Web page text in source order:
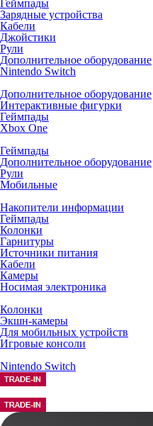
Геймпады
Зарядные устройства
Кабели
Джойстики
Рули
Дополнительное оборудование
Nintendo Switch
Дополнительное оборудование
Интерактивные фигурки
Геймпады
Xbox One
Геймпады
Дополнительное оборудование
Рули
Мобильные
Накопители информации
Геймпады
Колонки
Гарнитуры
Источники питания
Кабели
Камеры
Носимая электроника
Колонки
Экшн-камеры
Для мобильных устройств
Игровые консоли
Nintendo Switch